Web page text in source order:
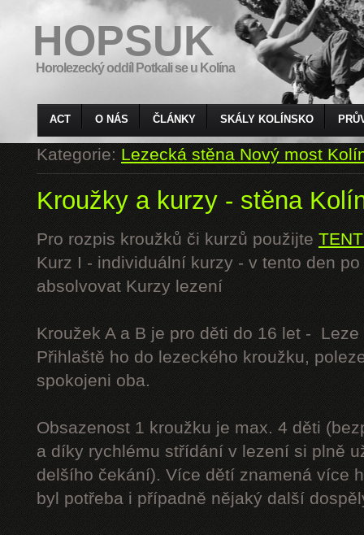
HOPSUK
Horolezecký oddíl Potkali se u Kolína
ACT O NÁS ČLÁNKY SKÁLY KOLÍNSKO
Kategorie:Lezecká stěna Nový most
Kroužky a kurzy - stěna
Pro rozpis kroužků či kurzů použijte
Kurz I - individuální kurzy - v tento den
absolvovat Kurzy lezení
Kroužek A a B je pro děti do 16 let -
Přihlaště ho do lezeckého kroužku,
spokojeni oba.
Obsazenost 1 kroužku je max. 4 děti
a díky rychlému střídání v lezení si plně
delšího čekání). Více dětí znamená více
byl potřeba i případně nějaký další